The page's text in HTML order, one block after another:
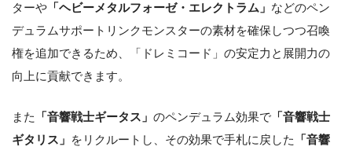
ターや 「ヘビーメタルフォーゼ・エレクトラム」 などのペン
デュラムサポートリンクモンスターの素材を確保しつつ召喚
権を追加できるため、「ドレミコード」の安定力と展開力の
向上に貢献できます。
また 「音響戦士ギータス」 のペンデュラム効果で 「音響戦士
ギタリス」 をリクルートし、その効果で手札に戻した
「音響